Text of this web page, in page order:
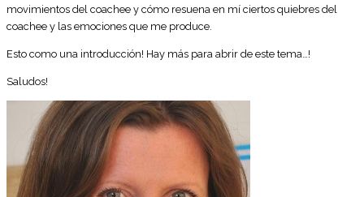
movimientos del coachee y cómo resuena en mí ciertos quiebres del
coachee y las emociones que me produce.
Esto como una introducción! Hay más para abrir de este tema…!
Saludos!